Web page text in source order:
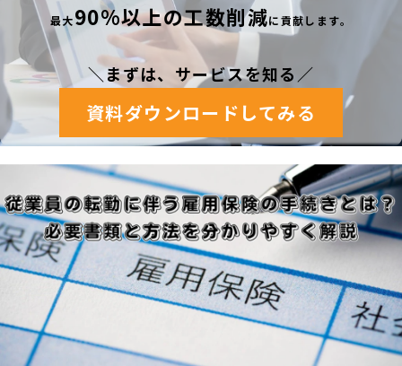
最大90%以上の工数削減に貢献します。
＼まずは、サービスを知る ／
資料ダウンロードしてみる